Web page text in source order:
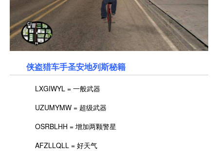
侠盗猎车手圣安地列斯秘籍
LXGIWYL = 一般武器
UZUMYMW = 超级武器
OSRBLHH = 增加两颗警星
AFZLLQLL = 好天气